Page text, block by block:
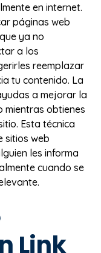
en internet.
páginas web
ya no
a los
reemplazar
tu contenido. La
a mejorar la
mientras obtienes
Esta técnica
sitios web
les informa
cuando se
Link